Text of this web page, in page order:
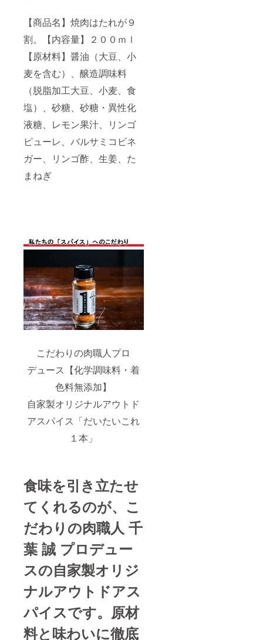
【商品名】焼肉はたれが９
割。【内容量】２００ｍｌ
【原材料】醤油（大豆、小
麦を含む）、醸造調味料
（脱脂加工大豆、小麦、食
塩）、砂糖、砂糖・異性化
液糖、レモン果汁、リンゴ
ピューレ、バルサミコビネ
ガー、リンゴ酢、生姜、た
まねぎ
こだわりの肉職人プロ
デュース【化学調味料・着
色料無添加】
自家製オリジナルアウトド
アスパイス「だいたいこれ
１本」
食味を引き立たせ
てくれるのが、こ
だわりの肉職人 千
葉 誠 プロデュー
スの自家製オリジ
ナルアウトドアス
パイスです。原材
料と味わいに徹底